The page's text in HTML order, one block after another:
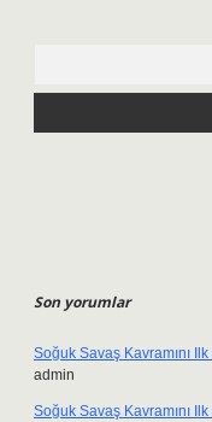
Son yorumlar
Soğuk Savaş Kavramını
admin
Soğuk Savaş Kavramını